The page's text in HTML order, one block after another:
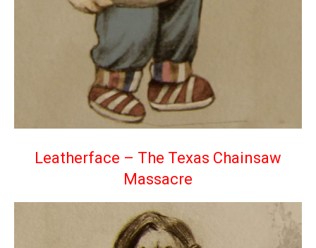
Leatherface – The Texas Chainsaw
Massacre